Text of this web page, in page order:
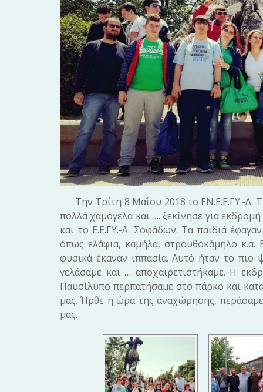
Την Τρίτη 8 Μαΐου 2018 το ΕΝ.Ε.Ε.ΓΥ.-Λ.
πολλά χαμόγελα και …. ξεκίνησε για
και το Ε.Ε.ΓΥ.-Λ. Σοφάδων. Τα παιδιά
όπως ελάφια, καμήλα, στρουθοκάμηλο κ.α.
φυσικά έκαναν ιππασία. Αυτό ήταν το πιο
γελάσαμε και … αποχαιρετιστήκαμε. Η
Παυσίλυπο περπατήσαμε στο πάρκο και
μας. Ήρθε η ώρα της αναχώρησης,
μας.